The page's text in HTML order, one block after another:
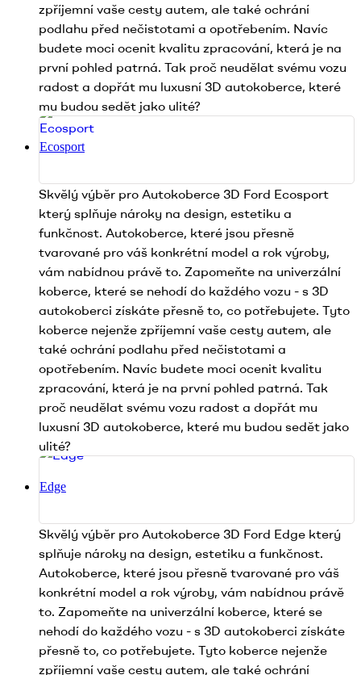
zpříjemní vaše cesty autem, ale také ochrání
podlahu před nečistotami a opotřebením. Navíc
budete moci ocenit kvalitu zpracování, která je na
první pohled patrná. Tak proč neudělat svému vozu
radost a dopřát mu luxusní 3D autokoberce, které
mu budou sedět jako ulité?
Ecosport
Skvělý výběr pro Autokoberce 3D Ford Ecosport
který splňuje nároky na design, estetiku a
funkčnost. Autokoberce, které jsou přesně
tvarované pro váš konkrétní model a rok výroby,
vám nabídnou právě to. Zapomeňte na univerzální
koberce, které se nehodí do každého vozu - s 3D
autokoberci získáte přesně to, co potřebujete. Tyto
koberce nejenže zpříjemní vaše cesty autem, ale
také ochrání podlahu před nečistotami a
opotřebením. Navíc budete moci ocenit kvalitu
zpracování, která je na první pohled patrná. Tak
proč neudělat svému vozu radost a dopřát mu
luxusní 3D autokoberce, které mu budou sedět jako
ulité?
Edge
Skvělý výběr pro Autokoberce 3D Ford Edge který
splňuje nároky na design, estetiku a funkčnost.
Autokoberce, které jsou přesně tvarované pro váš
konkrétní model a rok výroby, vám nabídnou právě
to. Zapomeňte na univerzální koberce, které se
nehodí do každého vozu - s 3D autokoberci získáte
přesně to, co potřebujete. Tyto koberce nejenže
zpříjemní vaše cesty autem, ale také ochrání